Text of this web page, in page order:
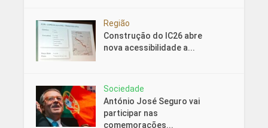
Região
Construção do IC26 abre
nova acessibilidade a...
Sociedade
António José Seguro vai
participar nas
comemorações...